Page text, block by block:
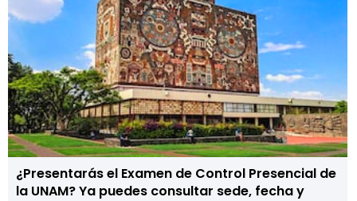
¿Presentarás el Examen de Control Presencial de
la UNAM? Ya puedes consultar sede, fecha y